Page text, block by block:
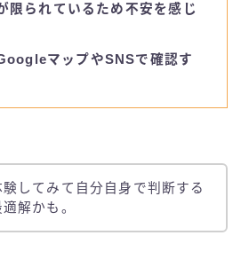
限られているため不安を感じ
マップやSNSで確認す
してみて自分自身で判断する
解かも。